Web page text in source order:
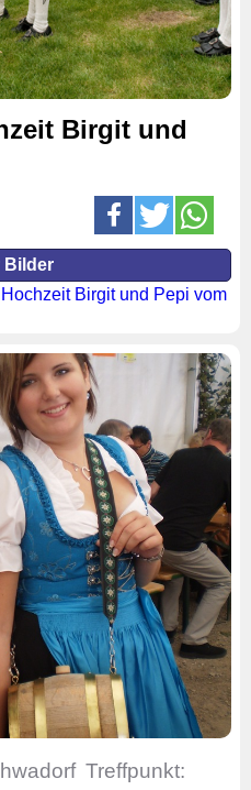
Birgit und
Bilder
Birgit und Pepi vom
Treffpunkt: